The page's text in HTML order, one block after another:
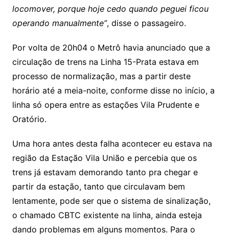
locomover, porque hoje cedo quando peguei ficou
operando manualmente”, disse o passageiro.
Por volta de 20h04 o Metrô havia anunciado que a
circulação de trens na Linha 15-Prata estava em
processo de normalização, mas a partir deste
horário até a meia-noite, conforme disse no início, a
linha só opera entre as estações Vila Prudente e
Oratório.
Uma hora antes desta falha acontecer eu estava na
região da Estação Vila União e percebia que os
trens já estavam demorando tanto pra chegar e
partir da estação, tanto que circulavam bem
lentamente, pode ser que o sistema de sinalização,
o chamado CBTC existente na linha, ainda esteja
dando problemas em alguns momentos. Para o